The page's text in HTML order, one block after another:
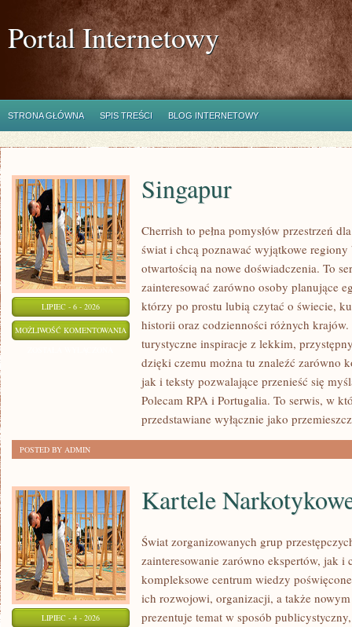
Portal Internetowy
STRONA GŁÓWNA SPIS TREŚCI BLOG INTERNETOWY
LIPIEC - 6 - 2026
MOŻLIWOŚĆ KOMENTOWANIA SINGAPUR
Singapur
Cherrish to pełna pomysłów przestrzeń
świat i chcą poznawać wyjątkowe
otwartością na nowe doświadczenia. To
zainteresować zarówno osoby planujące
którzy po prostu lubią czytać o świecie,
historii oraz codzienności różnych krajów.
turystyczne inspiracje z lekkim,
dzięki czemu można tu znaleźć zarówno
jak i teksty pozwalające przenieść się
Polecam RPA i Portugalia. To serwis, w
przedstawiane wyłącznie jako
POSTED BY ADMIN
LIPIEC - 4 - 2026
Kartele
Świat zorganizowanych grup
zainteresowanie zarówno ekspertów, jak i
kompleksowe centrum wiedzy
ich rozwojowi, organizacji, a także
prezentuje temat w sposób